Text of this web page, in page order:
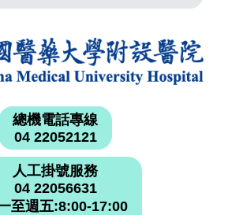
總機電話專線
04 22052121
人工掛號服務
04 22056631
至週五:8:00-17:00